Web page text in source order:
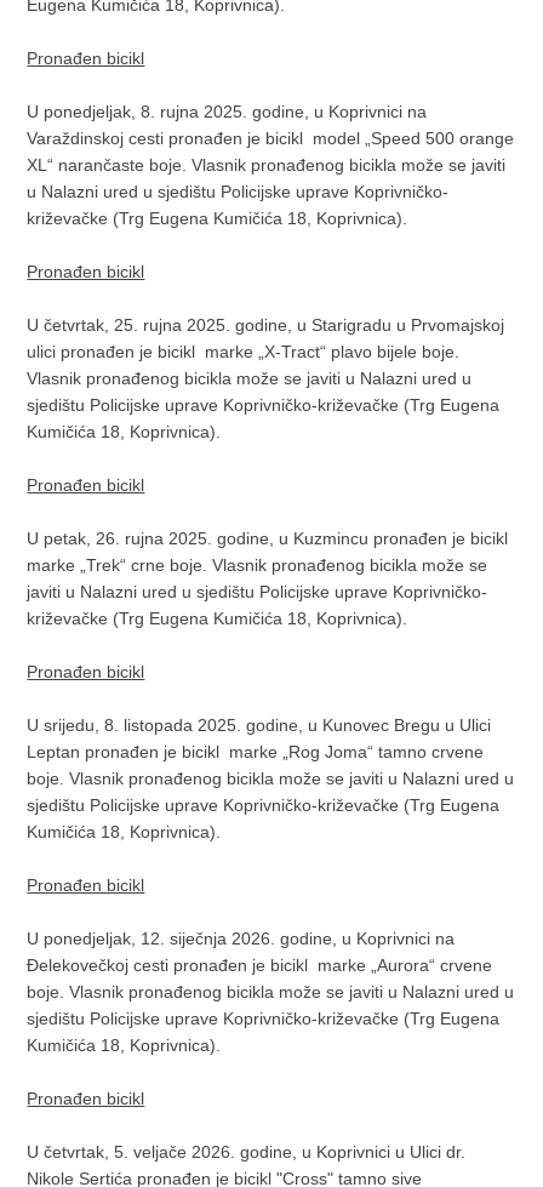
Eugena Kumičića 18, Koprivnica).
Pronađen bicikl
U ponedjeljak, 8. rujna 2025. godine, u Koprivnici na
Varaždinskoj cesti pronađen je bicikl model „Speed 500 orange
XL“ narančaste boje. Vlasnik pronađenog bicikla može se javiti
u Nalazni ured u sjedištu Policijske uprave Koprivničko-
križevačke (Trg Eugena Kumičića 18, Koprivnica).
Pronađen bicikl
U četvrtak, 25. rujna 2025. godine, u Starigradu u Prvomajskoj
ulici pronađen je bicikl marke „X-Tract“ plavo bijele boje.
Vlasnik pronađenog bicikla može se javiti u Nalazni ured u
sjedištu Policijske uprave Koprivničko-križevačke (Trg Eugena
Kumičića 18, Koprivnica).
Pronađen bicikl
U petak, 26. rujna 2025. godine, u Kuzmincu pronađen je bicikl
marke „Trek“ crne boje. Vlasnik pronađenog bicikla može se
javiti u Nalazni ured u sjedištu Policijske uprave Koprivničko-
križevačke (Trg Eugena Kumičića 18, Koprivnica).
Pronađen bicikl
U srijedu, 8. listopada 2025. godine, u Kunovec Bregu u Ulici
Leptan pronađen je bicikl marke „Rog Joma“ tamno crvene
boje. Vlasnik pronađenog bicikla može se javiti u Nalazni ured u
sjedištu Policijske uprave Koprivničko-križevačke (Trg Eugena
Kumičića 18, Koprivnica).
Pronađen bicikl
U ponedjeljak, 12. siječnja 2026. godine, u Koprivnici na
Đelekovečkoj cesti pronađen je bicikl marke „Aurora“ crvene
boje. Vlasnik pronađenog bicikla može se javiti u Nalazni ured u
sjedištu Policijske uprave Koprivničko-križevačke (Trg Eugena
Kumičića 18, Koprivnica).
Pronađen bicikl
U četvrtak, 5. veljače 2026. godine, u Koprivnici u Ulici dr.
Nikole Sertića pronađen je bicikl "Cross" tamno sive